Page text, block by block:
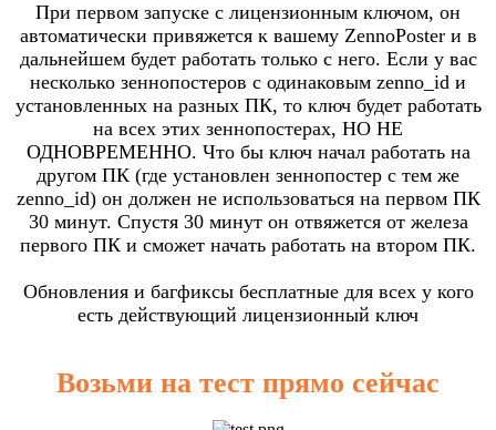
При первом запуске с лицензионным ключом, он
автоматически привяжется к вашему ZennoPoster и в
дальнейшем будет работать только с него. Если у вас
несколько зеннопостеров с одинаковым zenno_id и
установленных на разных ПК, то ключ будет работать
на всех этих зеннопостерах, НО НЕ
ОДНОВРЕМЕННО. Что бы ключ начал работать на
другом ПК (где установлен зеннопостер с тем же
zenno_id) он должен не использоваться на первом ПК
30 минут. Спустя 30 минут он отвяжется от железа
первого ПК и сможет начать работать на втором ПК.
Обновления и багфиксы бесплатные для всех у кого
есть действующий лицензионный ключ
Возьми на тест прямо сейчас